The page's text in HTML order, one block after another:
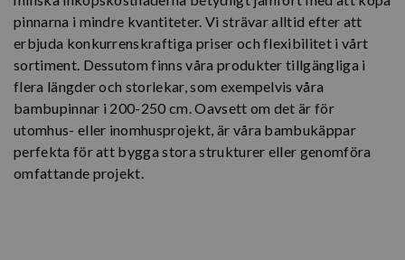
pinnarna i mindre kvantiteter. Vi strävar alltid efter att
erbjuda konkurrenskraftiga priser och flexibilitet i vårt
sortiment. Dessutom finns våra produkter tillgängliga i
flera längder och storlekar, som exempelvis våra
bambupinnar i 200-250 cm. Oavsett om det är för
utomhus- eller inomhusprojekt, är våra bambukäppar
perfekta för att bygga stora strukturer eller genomföra
omfattande projekt.